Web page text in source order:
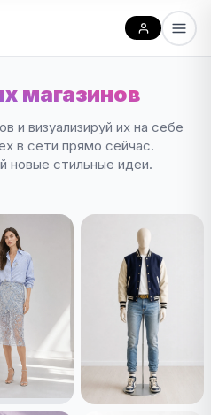
магазинов
и визуализируй их на себе
в сети прямо сейчас.
новые стильные идеи.